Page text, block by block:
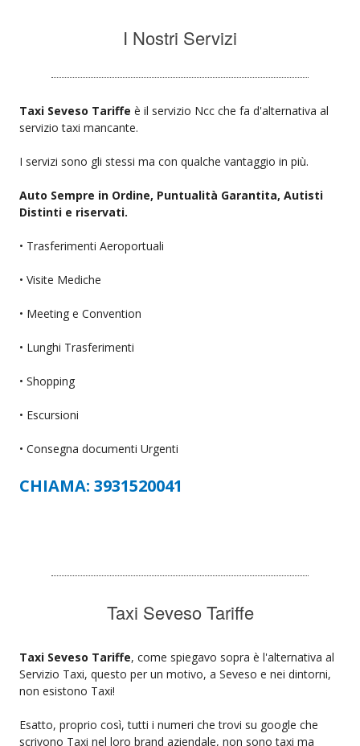
I Nostri Servizi
Taxi Seveso Tariffe è il servizio Ncc che fa d'alternativa al
servizio taxi mancante.
I servizi sono gli stessi ma con qualche vantaggio in più.
Auto Sempre in Ordine, Puntualità Garantita, Autisti
Distinti e riservati.
• Trasferimenti Aeroportuali
• Visite Mediche
• Meeting e Convention
• Lunghi Trasferimenti
• Shopping
• Escursioni
• Consegna documenti Urgenti
CHIAMA: 3931520041
Taxi Seveso Tariffe
Taxi Seveso Tariffe, come spiegavo sopra è l'alternativa al
Servizio Taxi, questo per un motivo, a Seveso e nei dintorni,
non esistono Taxi!
Esatto, proprio così, tutti i numeri che trovi su google che
scrivono Taxi nel loro brand aziendale, non sono taxi ma